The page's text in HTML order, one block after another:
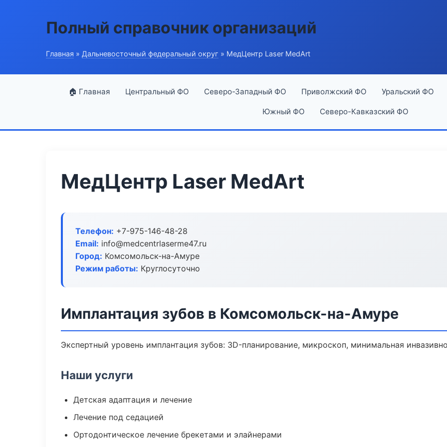
Полный справочник организаций
Главная » Дальневосточный федеральный округ » МедЦентр Laser MedArt
🏠 Главная Центральный ФО Северо-Западный ФО Приволжский ФО Уральский ФО
Южный ФО Северо-Кавказский ФО
МедЦентр Laser MedArt
Телефон: +7-975-146-48-28
Email: info@medcentrlaserme47.ru
Город: Комсомольск-на-Амуре
Режим работы: Круглосуточно
Имплантация зубов в Комсомольск-на-Амуре
Экспертный уровень имплантация зубов: 3D-планирование, микроскоп, минимальная
Наши услуги
Детская адаптация и лечение
Лечение под седацией
Ортодонтическое лечение брекетами и элайнерами